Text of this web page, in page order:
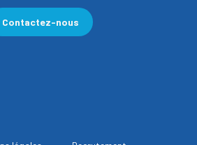
Contactez-nous